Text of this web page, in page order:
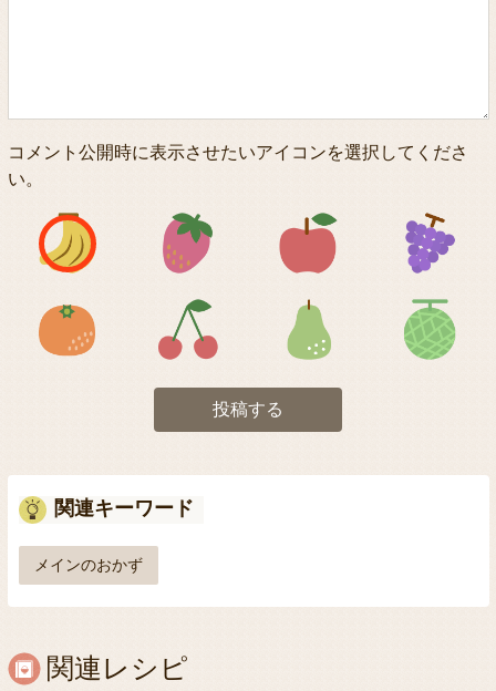
コメント公開時に表示させたいアイコンを選択してくださ
い。
アイコン1 アイコン2 アイコン3
アイコン5 アイコン6 アイコン7
投稿する
関連キーワード
メインのおかず
関連レシピ